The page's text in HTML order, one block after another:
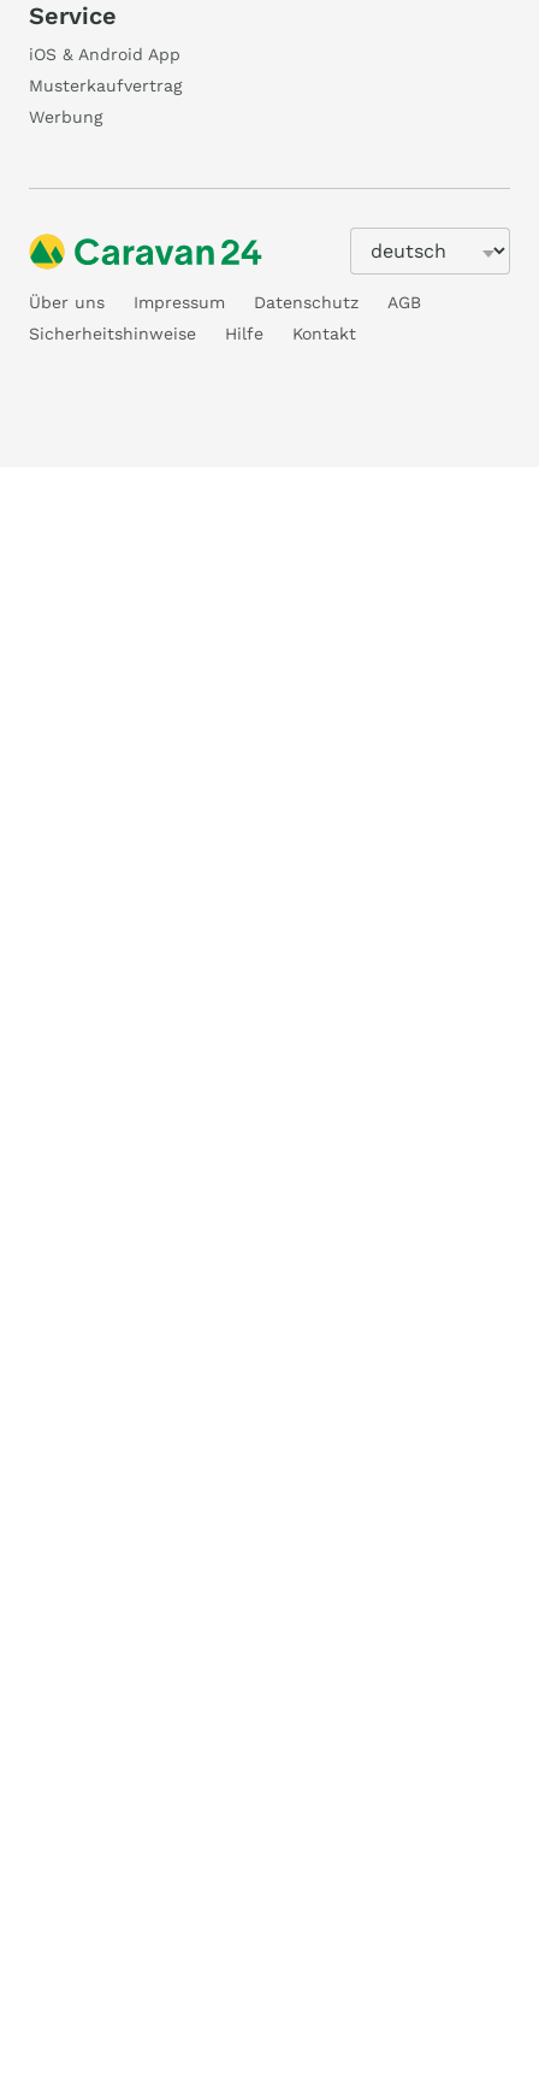
Service
iOS & Android App
Musterkaufvertrag
Werbung
Über uns Impressum Datenschutz
AGB
Sicherheitshinweise
Hilfe Kontakt